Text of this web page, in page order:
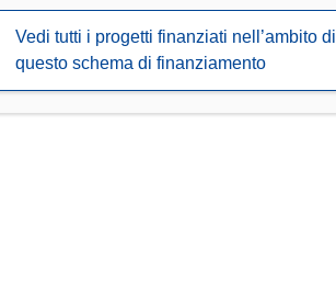
Vedi tutti i progetti finanziati nell’ambito di
questo schema di finanziamento